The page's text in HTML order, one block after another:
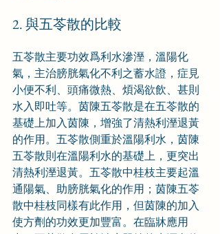
2. 與五苓散的比較
五苓散主要功效爲利水滲溼，溫陽化
氣，主治膀胱氣化不利之蓄水證，症見
小便不利、頭痛微熱、煩渴欲飲、甚則
水入即吐等。茵陳五苓散是在五苓散的
基礎上加入茵陳，增強了清熱利溼退黃
的作用。五苓散側重於溫陽利水，茵陳
五苓散則在溫陽利水的基礎上，更突出
清熱利溼退黃。五苓散中桂枝主要起溫
通陽氣、助膀胱氣化的作用；茵陳五苓
散中桂枝同樣有此作用，但茵陳的加入
使方劑的功效更加豐富。在臨牀應用